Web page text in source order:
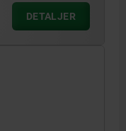
DETALJER